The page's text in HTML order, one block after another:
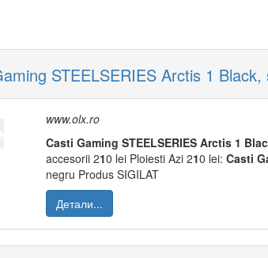
STEELSERIES Arctis 1
www.olx.ro
Casti Gaming STEELSERIES Arctis 1
accesorii 210 lei Ploiesti Azi 210 lei: Casti
negru Produs SIGILAT
Детали...